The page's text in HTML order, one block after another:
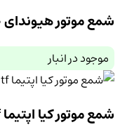
شمع موتور هیوندای i20
موجود در انبار
شمع موتور کیا اپتیما tf